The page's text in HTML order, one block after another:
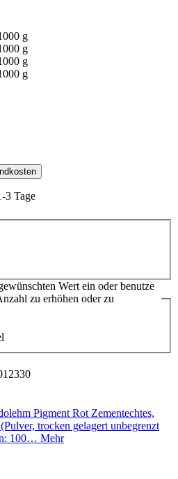
3 Tage
Wert ein oder benutze
zu erhöhen oder zu
Pigment Rot Zementechtes,
trocken gelagert unbegrenzt
100… Mehr